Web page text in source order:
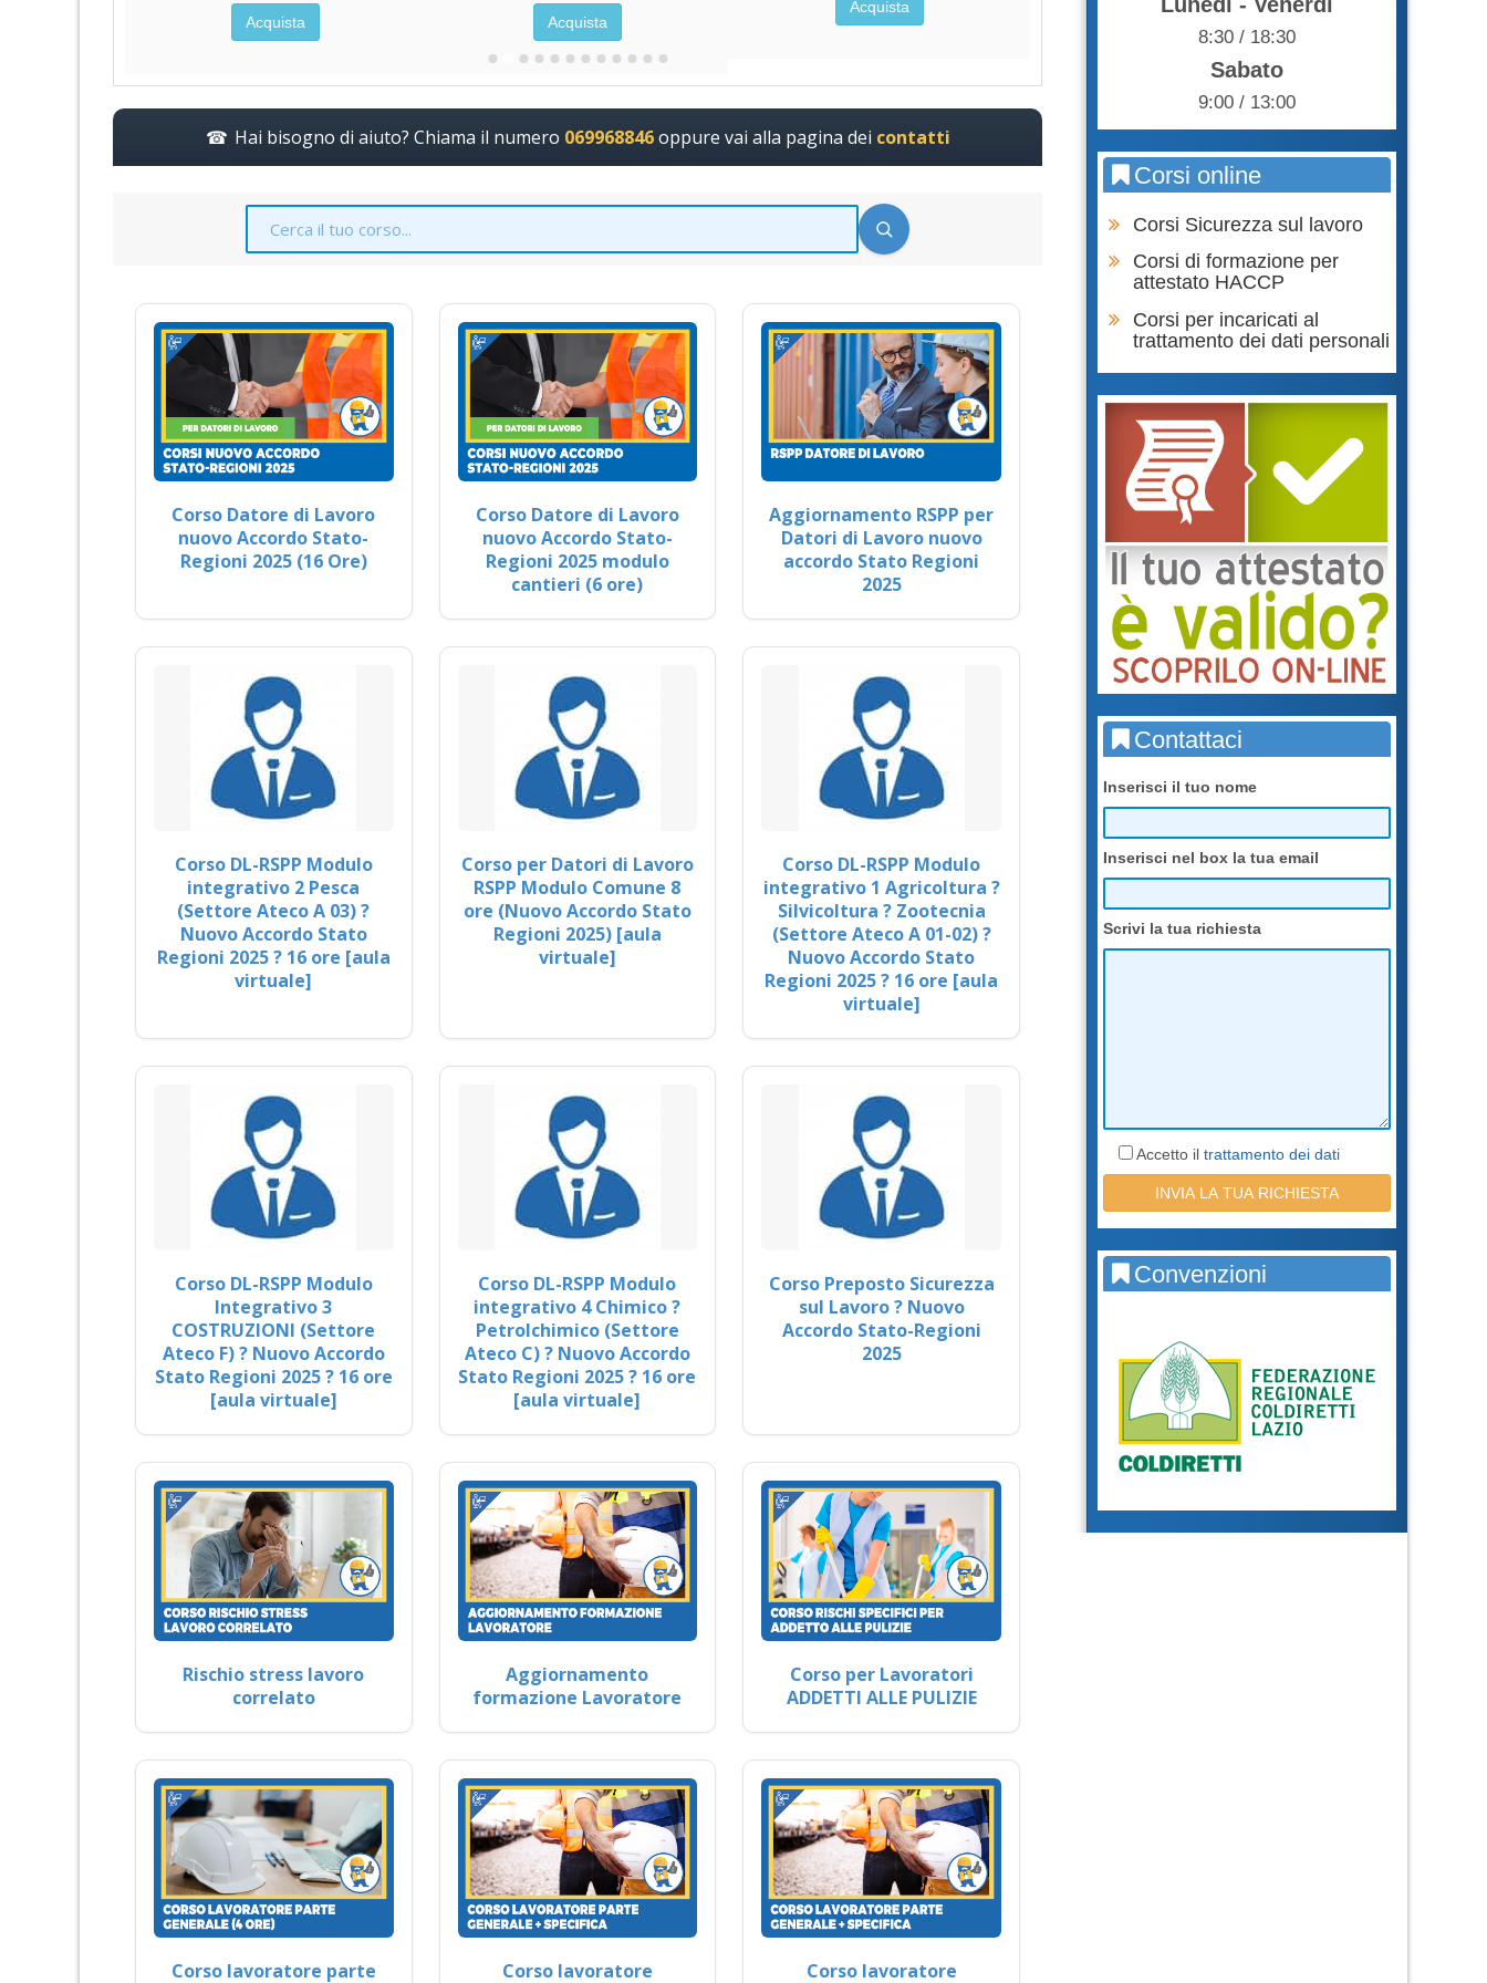
Acquista Acquista
Acquista Acquista
Hai bisogno di aiuto? Chiama il numero 069968846oppure vai alla pagina dei contatti
Corso Datore di Lavoro
nuovo Accordo Stato-
Regioni 2025 (16 Ore)
Corso Datore di Lavoro
nuovo Accordo Stato-
Regioni 2025 modulo
cantieri (6 ore)
Aggiornamento RSPP per
Datori di Lavoro nuovo
accordo Stato Regioni
2025
Corso DL-RSPP Modulo
integrativo 2 Pesca
(Settore Ateco A 03) ?
Nuovo Accordo Stato
Regioni 2025 ? 16 ore [aula
virtuale]
Corso per Datori di Lavoro
RSPP Modulo Comune 8
ore (Nuovo Accordo Stato
Regioni 2025) [aula
virtuale]
Corso DL-RSPP Modulo
integrativo 1 Agricoltura ?
Silvicoltura ? Zootecnia
(Settore Ateco A 01-02) ?
Nuovo Accordo Stato
Regioni 2025 ? 16 ore [aula
virtuale]
Corso DL-RSPP Modulo
Integrativo 3
COSTRUZIONI (Settore
Ateco F) ? Nuovo Accordo
Stato Regioni 2025 ? 16 ore
[aula virtuale]
Corso DL-RSPP Modulo
integrativo 4 Chimico ?
Petrolchimico (Settore
Ateco C) ? Nuovo Accordo
Stato Regioni 2025 ? 16 ore
[aula virtuale]
Corso Preposto Sicurezza
sul Lavoro ? Nuovo
Accordo Stato-Regioni
2025
Rischio stress lavoro
correlato
Aggiornamento
formazione Lavoratore
Corso per Lavoratori
ADDETTI ALLE PULIZIE
Corso lavoratore parte
Corso lavoratore
Corso lavoratore
8:30 / 18:30
Sabato
9:00 / 13:00
Corsi online
Corsi Sicurezza sul lavoro
Corsi di formazione per
attestato HACCP
Corsi per incaricati al
trattamento dei dati personali
Contattaci
Inserisci il tuo nome
Inserisci nel box la tua email
Scrivi la tua richiesta
Accetto il trattamento dei dati
Convenzioni